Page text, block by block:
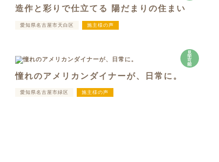
造作と彩りで仕立てる 陽だまりの住まい
愛知県名古屋市天白区 施主様の声
見
学
可
能
憧れのアメリカンダイナーが、日常に。
愛知県名古屋市緑区 施主様の声